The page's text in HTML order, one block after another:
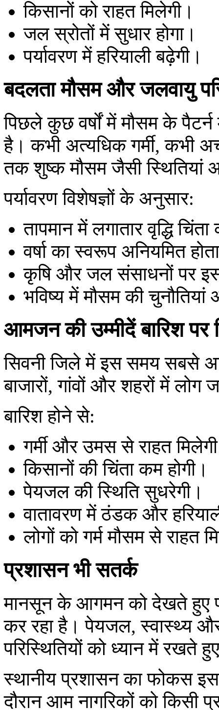
किसानों को राहत मिलेगी।
जल स्रोतों में सुधार होगा।
पर्यावरण में हरियाली बढ़ेगी।
बदलता मौसम और जलवायु
पिछले कुछ वर्षों में मौसम के
है। कभी अत्यधिक गर्मी, कभी
तक शुष्क मौसम जैसी स्थितियां
पर्यावरण विशेषज्ञों के अनुसार:
तापमान में लगातार वृद्धि
वर्षा का स्वरूप अनियमित
कृषि और जल संसाधनों पर
भविष्य में मौसम की
आमजन की उम्मीदें बारिश पर
सिवनी जिले में इस समय सबसे
बाजारों, गांवों और शहरों में लोग
बारिश होने से:
गर्मी और उमस से राहत
किसानों की चिंता कम होगी।
पेयजल की स्थिति सुधरेगी।
वातावरण में ठंडक और
लोगों को गर्म मौसम से राहत
प्रशासन भी सतर्क
मानसून के आगमन को देखते हुए
कर रहा है। पेयजल, स्वास्थ्य
परिस्थितियों को ध्यान में रखते
स्थानीय प्रशासन का फोकस
दौरान आम नागरिकों को किसी